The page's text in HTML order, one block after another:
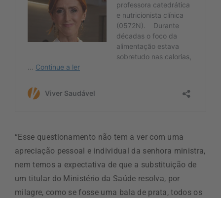
“Esse questionamento não tem a ver com uma
apreciação pessoal e individual da senhora ministra,
nem temos a expectativa de que a substituição de
um titular do Ministério da Saúde resolva, por
milagre, como se fosse uma bala de prata, todos os